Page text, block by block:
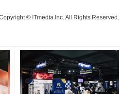
© ITmedia Inc. All Rights Reserved.